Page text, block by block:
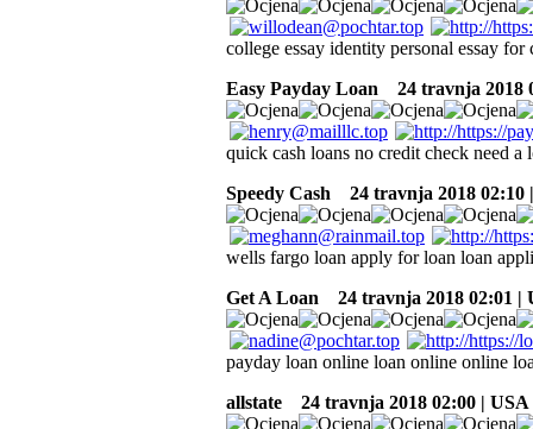
college essay identity personal essay for
Easy Payday Loan
24 travnja 2018
quick cash loans no credit check need a
Speedy Cash
24 travnja 2018 02:10
wells fargo loan apply for loan loan
Get A Loan
24 travnja 2018 02:01 |
payday loan online loan online online
allstate
24 travnja 2018 02:00 | USA